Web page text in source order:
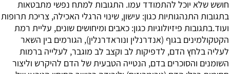
חושש שלא יוכל להתמודד עמו. התגובות למתח נפשי מתבטאות
בתגובות התנהגותיות כגון: עישון, שינוי הרגלי האכילה, צריכת תרופות
ועוד.בתגובות פיזיולוגיות כגון: כאבים ומיחושים שונים, עליית רמת
הקטקולמינים בגוף (אנדרנלין ונוראדרנלין), הגורמים בין השאר
לעליה בלחץ הדם, לדפיקות לב וקצב לב מוגבר, לעלייה ברמות
השומנים והסוכרים בדם, הנטייה הטבעית של הדם להיקרש וליצור